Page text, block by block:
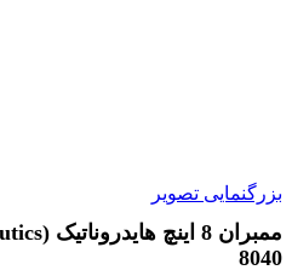
بزرگنمایی تصویر
8040